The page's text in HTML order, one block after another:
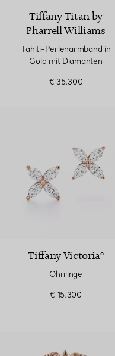
Tiffany Titan by
Pharrell Williams
Tahiti-Perlenarmband in
Gold mit Diamanten
€ 35.300
Tiffany Victoria®
Ohrringe
€ 15.300